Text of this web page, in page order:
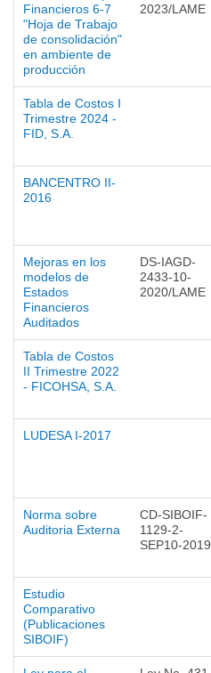
Financieros 6-7
"Hoja de Trabajo
de consolidación"
en ambiente de
producción
2023/LAME
Tabla de Costos I
Trimestre 2024 -
FID, S.A.
BANCENTRO II-
2016
Mejoras en los
modelos de
Estados
Financieros
Auditados
DS-IAGD-
2433-10-
2020/LAME
Tabla de Costos
II Trimestre 2022
- FICOHSA, S.A.
LUDESA I-2017
Norma sobre
Auditoria Externa
CD-SIBOIF-
1129-2-
SEP10-2019
Estudio
Comparativo
(Publicaciones
SIBOIF)